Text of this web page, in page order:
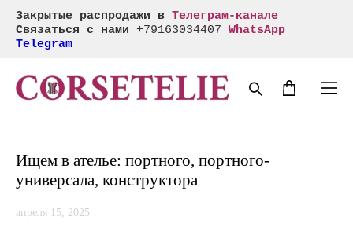
Закрытые распродажи в Телеграм-канале
Связаться с нами +79163034407
WhatsApp
Telegram
апреля 15, 2025
Ищем в ателье: портного, портного-
универсала, конструктора